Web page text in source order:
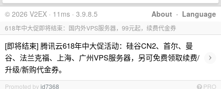
About · Language
© 2026 V2EX · 11ms · 3.9.8.5
618年中大促即将结束：国内外VPS服务器，99元起，续费代金券
[即将结束] 腾讯云618年中大促活动：硅谷CN2、首尔、曼
谷、法兰克福、上海、广州VPS服务器，另可免费领取续费/
升级/新购代金券。
›
Promoted byid7368 PRO